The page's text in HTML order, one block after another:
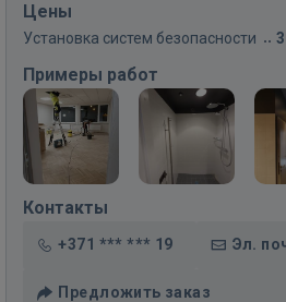
Цены
Установка систем безопасности
Примеры работ
Контакты
+371 *** *** 19 Эл.
Предложить заказ